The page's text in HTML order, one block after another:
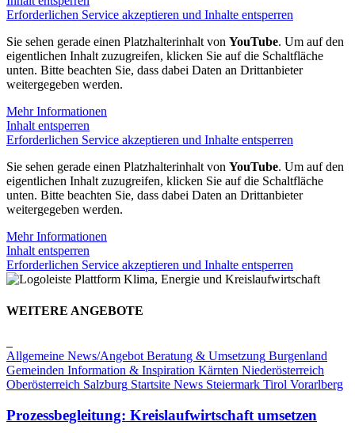
Erforderlichen Service akzeptieren und Inhalte entsperren
Sie sehen gerade einen Platzhalterinhalt von YouTube. Um auf den
eigentlichen Inhalt zuzugreifen, klicken Sie auf die Schaltfläche
unten. Bitte beachten Sie, dass dabei Daten an Drittanbieter
weitergegeben werden.
Mehr Informationen
Inhalt entsperren
Erforderlichen Service akzeptieren und Inhalte entsperren
Sie sehen gerade einen Platzhalterinhalt von YouTube. Um auf den
eigentlichen Inhalt zuzugreifen, klicken Sie auf die Schaltfläche
unten. Bitte beachten Sie, dass dabei Daten an Drittanbieter
weitergegeben werden.
Mehr Informationen
Inhalt entsperren
Erforderlichen Service akzeptieren und Inhalte entsperren
WEITERE ANGEBOTE
Allgemeine News/Angebot Beratung & Umsetzung Burgenland
Gemeinden Information & Inspiration Kärnten Niederösterreich
Oberösterreich Salzburg Startsite News Steiermark Tirol Vorarlberg
Prozessbegleitung: Kreislaufwirtschaft umsetzen